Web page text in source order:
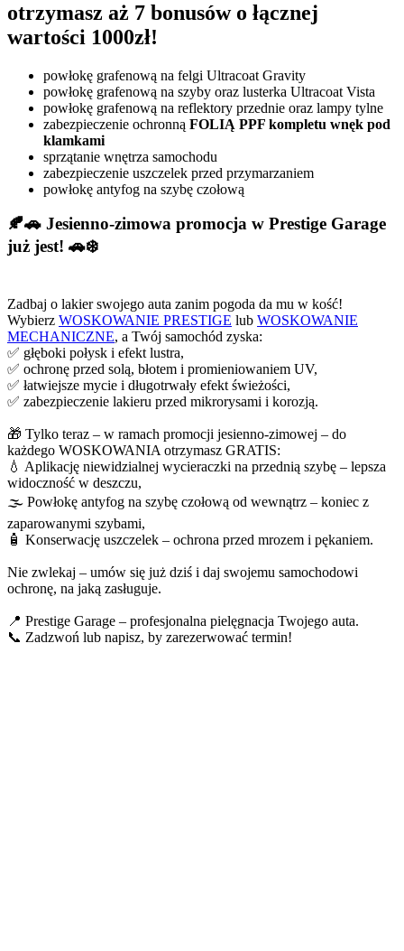
otrzymasz aż 7 bonusów o łącznej
wartości 1000zł!
powłokę grafenową na felgi Ultracoat Gravity
powłokę grafenową na szyby oraz lusterka Ultracoat Vista
powłokę grafenową na reflektory przednie oraz lampy tylne
zabezpieczenie ochronną FOLIĄ PPF kompletu wnęk pod
klamkami
sprzątanie wnętrza samochodu
zabezpieczenie uszczelek przed przymarzaniem
powłokę antyfog na szybę czołową
🍂🚗 Jesienno-zimowa promocja w Prestige Garage
już jest! 🚗❄️
Zadbaj o lakier swojego auta zanim pogoda da mu w kość!
Wybierz WOSKOWANIE PRESTIGE lub WOSKOWANIE
MECHANICZNE, a Twój samochód zyska:
✅ głęboki połysk i efekt lustra,
✅ ochronę przed solą, błotem i promieniowaniem UV,
✅ łatwiejsze mycie i długotrwały efekt świeżości,
✅ zabezpieczenie lakieru przed mikrorysami i korozją.
🎁 Tylko teraz – w ramach promocji jesienno-zimowej – do
każdego WOSKOWANIA otrzymasz GRATIS:
💧 Aplikację niewidzialnej wycieraczki na przednią szybę – lepsza
widoczność w deszczu,
🌫️ Powłokę antyfog na szybę czołową od wewnątrz – koniec z
zaparowanymi szybami,
🧴 Konserwację uszczelek – ochrona przed mrozem i pękaniem.
Nie zwlekaj – umów się już dziś i daj swojemu samochodowi
ochronę, na jaką zasługuje.
📍 Prestige Garage – profesjonalna pielęgnacja Twojego auta.
📞 Zadzwoń lub napisz, by zarezerwować termin!